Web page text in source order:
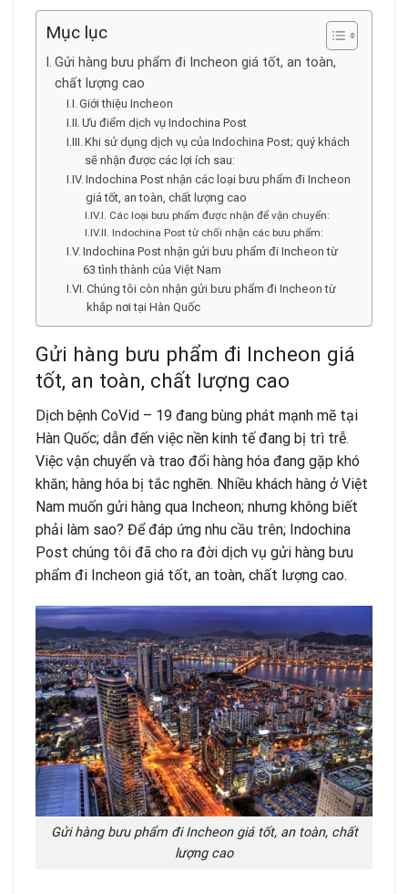
Mục lục
Gửi hàng bưu phẩm đi Incheon giá tốt, an toàn,
chất lượng cao
Giới thiệu Incheon
Ưu điểm dịch vụ Indochina Post
Khi sử dụng dịch vụ của Indochina Post; quý khách
sẽ nhận được các lợi ích sau:
Indochina Post nhận các loại bưu phẩm đi Incheon
giá tốt, an toàn, chất lượng cao
Các loại bưu phẩm được nhận để vận chuyển:
Indochina Post từ chối nhận các bưu phẩm:
Indochina Post nhận gửi bưu phẩm đi Incheon từ
63 tình thành của Việt Nam
Chúng tôi còn nhận gửi bưu phẩm đi Incheon từ
khắp nơi tại Hàn Quốc
Gửi hàng bưu phẩm đi Incheon giá
tốt, an toàn, chất lượng cao
Dịch bệnh CoVid – 19 đang bùng phát mạnh mẽ tại
Hàn Quốc; dẫn đến việc nền kinh tế đang bị trì trễ.
Việc vận chuyển và trao đổi hàng hóa đang gặp khó
khăn; hàng hóa bị tắc nghẽn. Nhiều khách hàng ở Việt
Nam muốn gửi hàng qua Incheon; nhưng không biết
phải làm sao? Để đáp ứng nhu cầu trên; Indochina
Post chúng tôi đã cho ra đời dịch vụ gửi hàng bưu
phẩm đi Incheon giá tốt, an toàn, chất lượng cao.
Gửi hàng bưu phẩm đi Incheon giá tốt, an toàn, chất
lượng cao